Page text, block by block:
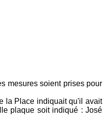
mesures soient prises pour
la Place indiquait qu'il avait
plaque soit indiqué : José